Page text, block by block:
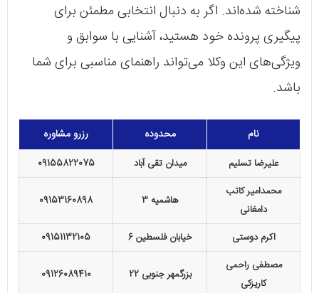
شناخته شده‌اند. اگر به دنبال انتخابی مطمئن برای
پیگیری پرونده خود هستید، آشنایی با سوابق و
ویژگی‌های این وکلا می‌تواند راهنمای مناسبی برای شما
باشد.
نام محدوده رزرو مشاوره
علیرضا تسلیم میدان تقی آباد
09155822075
محمدامیر کاتب
دامغانی
هاشمیه 3 09153160898
اکرم دوستی خیابان فلسطین 6
09151132105
مصطفی راحمی
کاریزکی
بزرگمهر جنوبی 22 09126089410